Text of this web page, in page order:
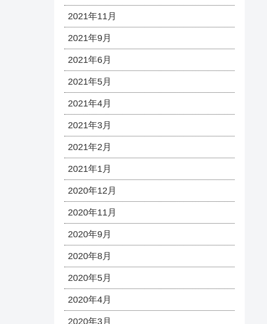
2021年11月
2021年9月
2021年6月
2021年5月
2021年4月
2021年3月
2021年2月
2021年1月
2020年12月
2020年11月
2020年9月
2020年8月
2020年5月
2020年4月
2020年3月